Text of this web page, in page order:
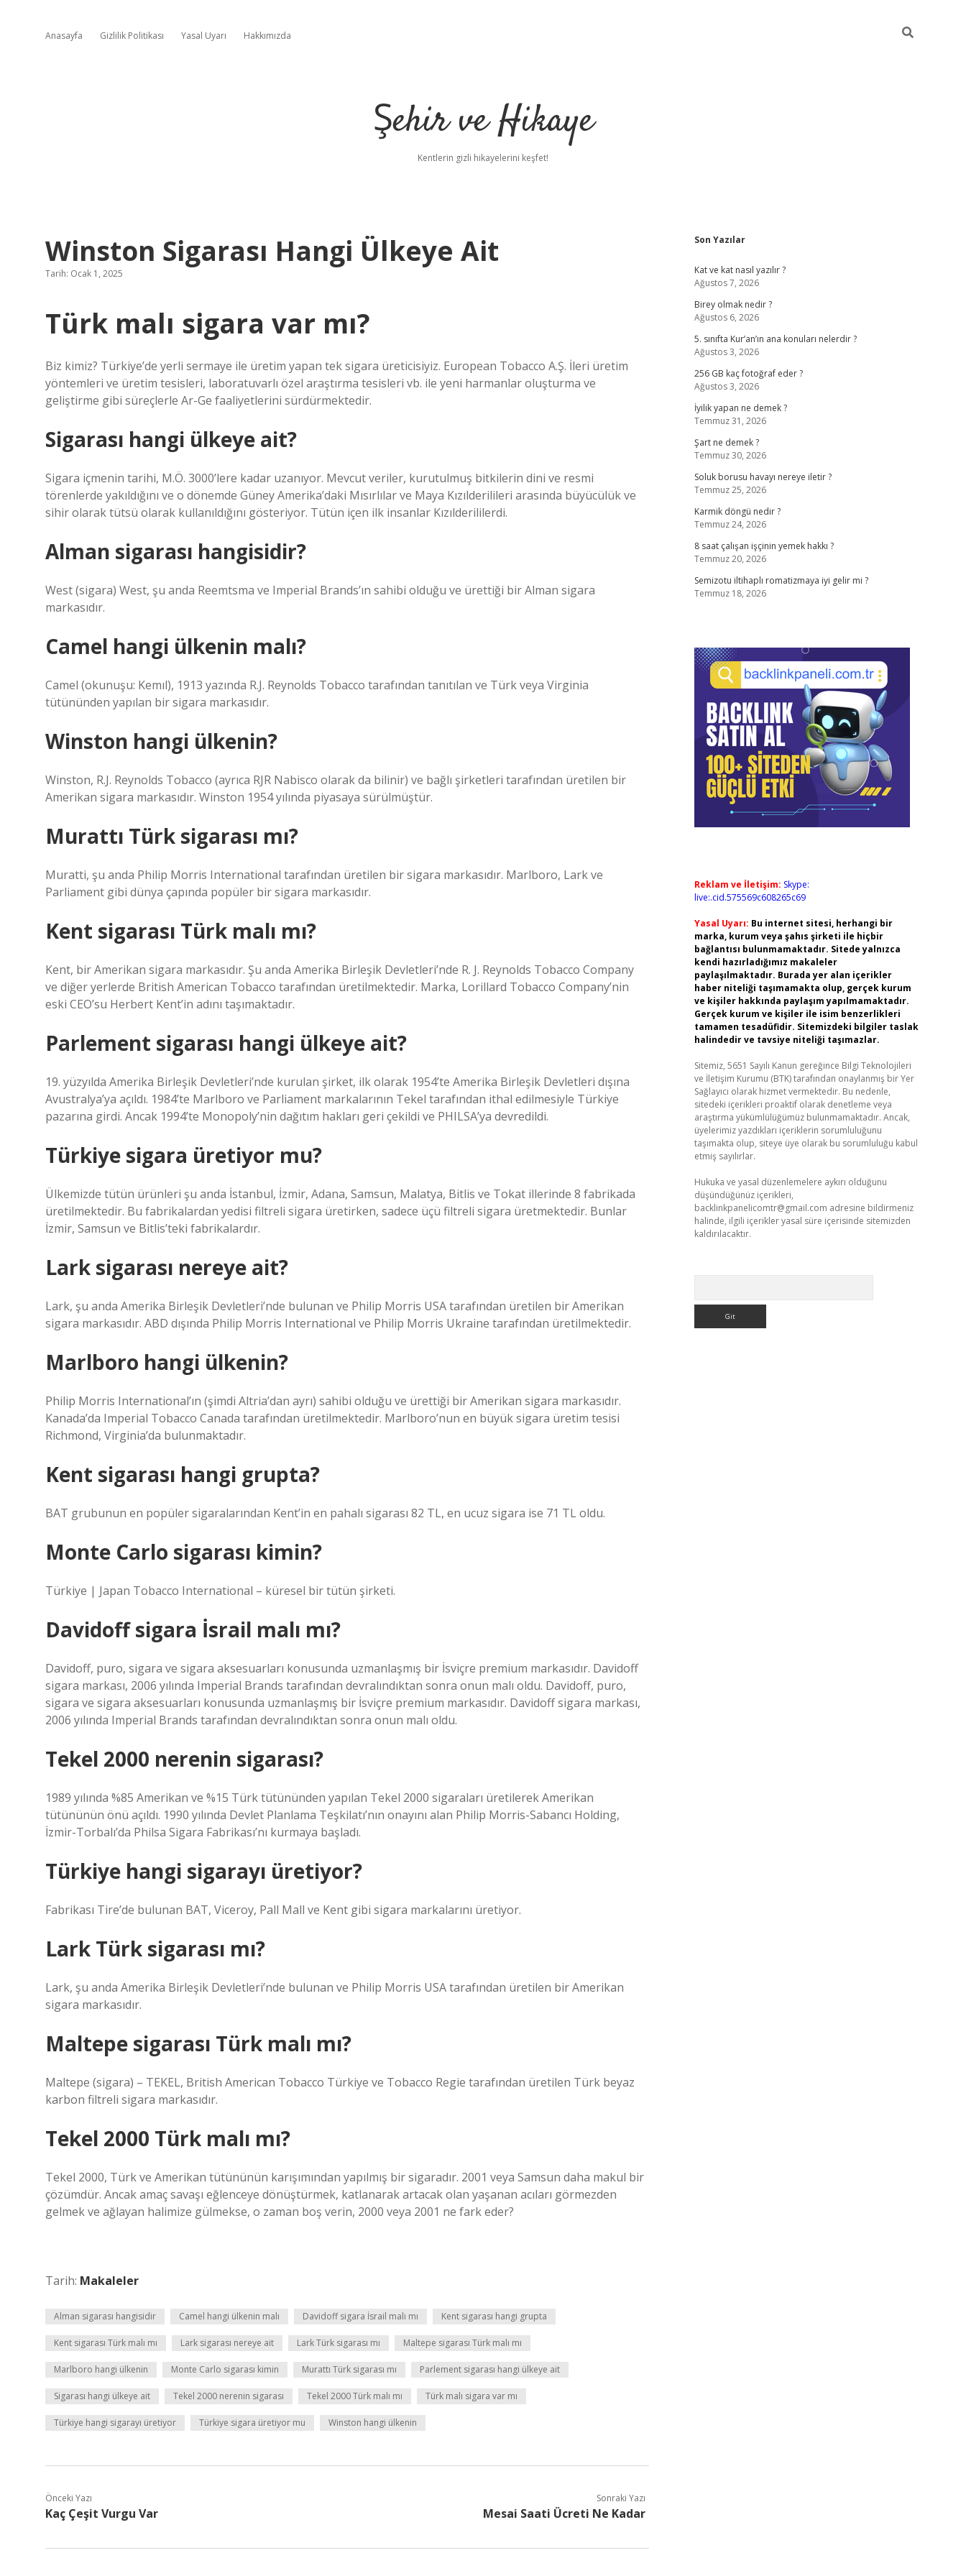
Anasayfa Gizlilik Politikası Yasal Uyarı Hakkımızda
Şehir ve Hikaye
Kentlerin gizli hikayelerini keşfet!
Winston Sigarası Hangi Ülkeye Ait
Tarih: Ocak 1, 2025
Türk malı sigara var mı?
Biz kimiz? Türkiye’de yerli sermaye ile üretim yapan tek sigara üreticisiyiz. European Tobacco A.Ş. İleri üretim
yöntemleri ve üretim tesisleri, laboratuvarlı özel araştırma tesisleri vb. ile yeni harmanlar oluşturma ve
geliştirme gibi süreçlerle Ar-Ge faaliyetlerini sürdürmektedir.
Sigarası hangi ülkeye ait?
Sigara içmenin tarihi, M.Ö. 3000’lere kadar uzanıyor. Mevcut veriler, kurutulmuş bitkilerin dini ve resmi
törenlerde yakıldığını ve o dönemde Güney Amerika’daki Mısırlılar ve Maya Kızılderilileri arasında büyücülük ve
sihir olarak tütsü olarak kullanıldığını gösteriyor. Tütün içen ilk insanlar Kızılderililerdi.
Alman sigarası hangisidir?
West (sigara) West, şu anda Reemtsma ve Imperial Brands’ın sahibi olduğu ve ürettiği bir Alman sigara
markasıdır.
Camel hangi ülkenin malı?
Camel (okunuşu: Kemıl), 1913 yazında R.J. Reynolds Tobacco tarafından tanıtılan ve Türk veya Virginia
tütününden yapılan bir sigara markasıdır.
Winston hangi ülkenin?
Winston, R.J. Reynolds Tobacco (ayrıca RJR Nabisco olarak da bilinir) ve bağlı şirketleri tarafından üretilen bir
Amerikan sigara markasıdır. Winston 1954 yılında piyasaya sürülmüştür.
Murattı Türk sigarası mı?
Muratti, şu anda Philip Morris International tarafından üretilen bir sigara markasıdır. Marlboro, Lark ve
Parliament gibi dünya çapında popüler bir sigara markasıdır.
Kent sigarası Türk malı mı?
Kent, bir Amerikan sigara markasıdır. Şu anda Amerika Birleşik Devletleri’nde R. J. Reynolds Tobacco Company
ve diğer yerlerde British American Tobacco tarafından üretilmektedir. Marka, Lorillard Tobacco Company’nin
eski CEO’su Herbert Kent’in adını taşımaktadır.
Parlement sigarası hangi ülkeye ait?
19. yüzyılda Amerika Birleşik Devletleri’nde kurulan şirket, ilk olarak 1954’te Amerika Birleşik Devletleri dışına
Avustralya’ya açıldı. 1984’te Marlboro ve Parliament markalarının Tekel tarafından ithal edilmesiyle Türkiye
pazarına girdi. Ancak 1994’te Monopoly’nin dağıtım hakları geri çekildi ve PHILSA’ya devredildi.
Türkiye sigara üretiyor mu?
Ülkemizde tütün ürünleri şu anda İstanbul, İzmir, Adana, Samsun, Malatya, Bitlis ve Tokat illerinde 8 fabrikada
üretilmektedir. Bu fabrikalardan yedisi filtreli sigara üretirken, sadece üçü filtreli sigara üretmektedir. Bunlar
İzmir, Samsun ve Bitlis’teki fabrikalardır.
Lark sigarası nereye ait?
Lark, şu anda Amerika Birleşik Devletleri’nde bulunan ve Philip Morris USA tarafından üretilen bir Amerikan
sigara markasıdır. ABD dışında Philip Morris International ve Philip Morris Ukraine tarafından üretilmektedir.
Marlboro hangi ülkenin?
Philip Morris International’ın (şimdi Altria’dan ayrı) sahibi olduğu ve ürettiği bir Amerikan sigara markasıdır.
Kanada’da Imperial Tobacco Canada tarafından üretilmektedir. Marlboro’nun en büyük sigara üretim tesisi
Richmond, Virginia’da bulunmaktadır.
Kent sigarası hangi grupta?
BAT grubunun en popüler sigaralarından Kent’in en pahalı sigarası 82 TL, en ucuz sigara ise 71 TL oldu.
Monte Carlo sigarası kimin?
Türkiye | Japan Tobacco International – küresel bir tütün şirketi.
Davidoff sigara İsrail malı mı?
Davidoff, puro, sigara ve sigara aksesuarları konusunda uzmanlaşmış bir İsviçre premium markasıdır. Davidoff
sigara markası, 2006 yılında Imperial Brands tarafından devralındıktan sonra onun malı oldu. Davidoff, puro,
sigara ve sigara aksesuarları konusunda uzmanlaşmış bir İsviçre premium markasıdır. Davidoff sigara markası,
2006 yılında Imperial Brands tarafından devralındıktan sonra onun malı oldu.
Tekel 2000 nerenin sigarası?
1989 yılında %85 Amerikan ve %15 Türk tütününden yapılan Tekel 2000 sigaraları üretilerek Amerikan
tütününün önü açıldı. 1990 yılında Devlet Planlama Teşkilatı’nın onayını alan Philip Morris-Sabancı Holding,
İzmir-Torbalı’da Philsa Sigara Fabrikası’nı kurmaya başladı.
Türkiye hangi sigarayı üretiyor?
Fabrikası Tire’de bulunan BAT, Viceroy, Pall Mall ve Kent gibi sigara markalarını üretiyor.
Lark Türk sigarası mı?
Lark, şu anda Amerika Birleşik Devletleri’nde bulunan ve Philip Morris USA tarafından üretilen bir Amerikan
sigara markasıdır.
Maltepe sigarası Türk malı mı?
Maltepe (sigara) – TEKEL, British American Tobacco Türkiye ve Tobacco Regie tarafından üretilen Türk beyaz
karbon filtreli sigara markasıdır.
Tekel 2000 Türk malı mı?
Tekel 2000, Türk ve Amerikan tütününün karışımından yapılmış bir sigaradır. 2001 veya Samsun daha makul bir
çözümdür. Ancak amaç savaşı eğlenceye dönüştürmek, katlanarak artacak olan yaşanan acıları görmezden
gelmek ve ağlayan halimize gülmekse, o zaman boş verin, 2000 veya 2001 ne fark eder?
Tarih: Makaleler
Alman sigarası hangisidir Camel hangi ülkenin malı Davidoff sigara İsrail malı mı Kent sigarası hangi grupta
Kent sigarası Türk malı mı Lark sigarası nereye ait Lark Türk sigarası mı Maltepe sigarası Türk malı mı
Marlboro hangi ülkenin Monte Carlo sigarası kimin Murattı Türk sigarası mı Parlement sigarası hangi ülkeye ait
Sigarası hangi ülkeye ait Tekel 2000 nerenin sigarası Tekel 2000 Türk malı mı Türk malı sigara var mı
Türkiye hangi sigarayı üretiyor Türkiye sigara üretiyor mu Winston hangi ülkenin
Önceki Yazı
Kaç Çeşit Vurgu Var
Sonraki Yazı
Mesai Saati Ücreti Ne Kadar
Sidebar
Son Yazılar
Kat ve kat nasıl yazılır ?
Ağustos 7, 2026
Birey olmak nedir ?
Ağustos 6, 2026
5. sınıfta Kur’an’ın ana konuları nelerdir ?
Ağustos 3, 2026
256 GB kaç fotoğraf eder ?
Ağustos 3, 2026
İyilik yapan ne demek ?
Temmuz 31, 2026
Şart ne demek ?
Temmuz 30, 2026
Soluk borusu havayı nereye iletir ?
Temmuz 25, 2026
Karmik döngü nedir ?
Temmuz 24, 2026
8 saat çalışan işçinin yemek hakkı ?
Temmuz 20, 2026
Semizotu iltihaplı romatizmaya iyi gelir mi ?
Temmuz 18, 2026
Reklam ve İletişim: Skype:
live:.cid.575569c608265c69
Yasal Uyarı: Bu internet sitesi, herhangi bir
marka, kurum veya şahıs şirketi ile hiçbir
bağlantısı bulunmamaktadır. Sitede yalnızca
kendi hazırladığımız makaleler
paylaşılmaktadır. Burada yer alan içerikler
haber niteliği taşımamakta olup, gerçek kurum
ve kişiler hakkında paylaşım yapılmamaktadır.
Gerçek kurum ve kişiler ile isim benzerlikleri
tamamen tesadüfidir. Sitemizdeki bilgiler taslak
halindedir ve tavsiye niteliği taşımazlar.
Sitemiz, 5651 Sayılı Kanun gereğince Bilgi Teknolojileri
ve İletişim Kurumu (BTK) tarafından onaylanmış bir Yer
Sağlayıcı olarak hizmet vermektedir. Bu nedenle,
sitedeki içerikleri proaktif olarak denetleme veya
araştırma yükümlülüğümüz bulunmamaktadır. Ancak,
üyelerimiz yazdıkları içeriklerin sorumluluğunu
taşımakta olup, siteye üye olarak bu sorumluluğu kabul
etmiş sayılırlar.
Hukuka ve yasal düzenlemelere aykırı olduğunu
düşündüğünüz içerikleri,
backlinkpanelicomtr@gmail.com adresine bildirmeniz
halinde, ilgili içerikler yasal süre içerisinde sitemizden
kaldırılacaktır.